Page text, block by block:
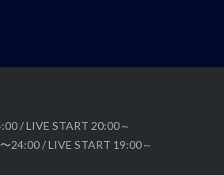
/ LIVE START 20:00～
24:00 / LIVE START 19:00～